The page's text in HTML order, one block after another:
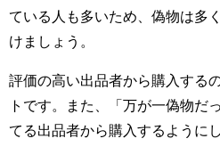
ている人も多いため、偽物は多
けましょう。
評価の高い出品者から購入する
トです。また、「万が一偽物だ
てる出品者から購入するように